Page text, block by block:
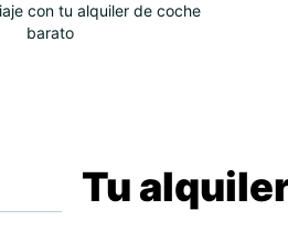
con tu alquiler de coche
barato
Tu